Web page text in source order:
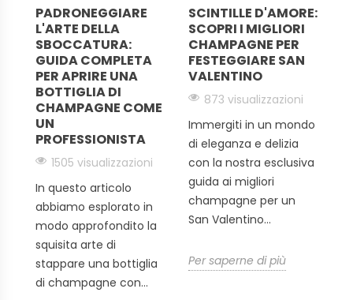
Scoprite le nostre cuvée di
punta
L'intenso e vivace Cumières bio annata 2005 di Duval-
Leroy unisce la finezza floreale alla rotondità fruttata. Il
raro ed espressivo Petit Meslier Vintage 2005 è ottenuto
dall'antico vitigno Petit Meslier e presenta una notevole
profondità aromatica.
PADRONEGGIARE
L'ARTE DELLA
SBOCCATURA:
GUIDA COMPLETA
PER APRIRE UNA
BOTTIGLIA DI
CHAMPAGNE COME
UN
PROFESSIONISTA
1505 visualizzazioni
In questo articolo
abbiamo esplorato in
modo approfondito la
squisita arte di
stappare una bottiglia
di champagne con...
SCINTILLE D'AMORE:
SCOPRI I MIGLIORI
CHAMPAGNE PER
FESTEGGIARE SAN
VALENTINO
873 visualizzazioni
Immergiti in un mondo
di eleganza e delizia
con la nostra esclusiva
guida ai migliori
champagne per un
San Valentino...
Per saperne di più